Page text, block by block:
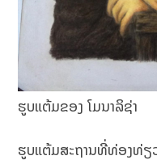
ຮູບແຕ້ມຂອງ ໂມນາລິຊ່າ
ຮູບແຕ້ມສະຖານທີ່ທ່ອງທ່ຽ